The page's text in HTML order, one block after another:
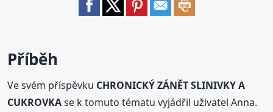
Příběh
Ve svém příspěvku CHRONICKÝ ZÁNĚT SLINIVKY A
CUKROVKAse k tomuto tématu vyjádřil uživatel Anna.